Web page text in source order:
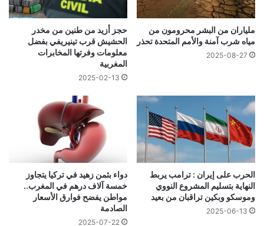
ملياران من البشر محرومون من
مياه شرب آمنة والأمم المتحدة تحذر
2025-08-27
حجز أزيد من طنين من مخدر
الحشيش قرب تينيريفي بفضل
معلومات وفرتها المخابرات
المغربية
2025-02-13
الحرب على إيران : ترامب يربط
النهاية بتسليم المشروع النووي
وموسكو وبكين تراقبان من بعيد
2025-06-13
دواء بثمن زهيد في تركيا يتجاوز
خمسة آلاف درهم في المغرب..
مواطن يفضح فوارق الأسعار
الصادمة
2025-07-22